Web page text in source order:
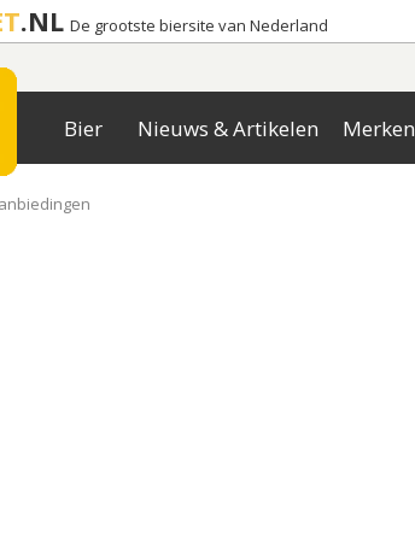
.NL De grootste biersite van Nederland
Bier Nieuws & Artikelen Merken